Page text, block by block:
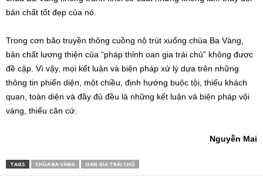
bản chất tốt đẹp của nó.
Trong cơn bão truyền thông cuồng nộ trút xuống chùa Ba Vàng,
bản chất lương thiện của “pháp thỉnh oan gia trái chủ” không được
đề cập. Vì vậy, mọi kết luận và biện pháp xử lý dựa trên những
thông tin phiến diện, một chiều, định hướng buộc tội, thiếu khách
quan, toàn diện và đầy đủ đều là những kết luận và biện pháp vội
vàng, thiếu căn cứ.
Nguyễn Mai
TAGS CHÙA BA VÀNG OAN GIA TRÁI CHỦ